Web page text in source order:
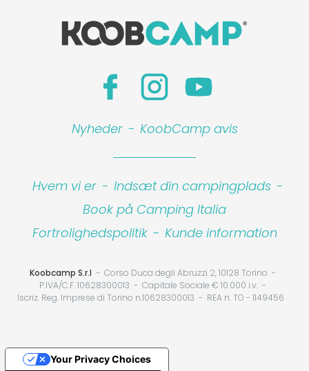
Nyheder - KoobCamp avis
Hvem vi er - Indsæt din campingplads -
Book på Camping Italia
Fortrolighedspolitik - Kunde information
Koobcamp S.r.l
Corso Duca degli Abruzzi 2, 10128 Torino
P.IVA/C.F. 10628300013
Capitale Sociale € 10.000 i.v.
Iscriz. Reg. Imprese di Torino n.10628300013
REA n. TO - 1149456
Your Privacy Choices